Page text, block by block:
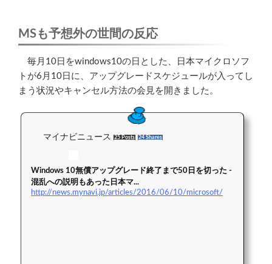
MSも予想外の世間の反応
毎月10日をwindows10の日とした、日本マイクロソフ
トが6月10日に、アップグレードスケジュールが入ってし
まう状況やキャンセル方法の会見を開きました。
マイナビニュース 25 Posts 24 Shares
Windows 10無償アップグレード終了まで50日を切った -
混乱への説明もあった日本マ...
http://news.mynavi.jp/articles/2016/06/10/microsoft/